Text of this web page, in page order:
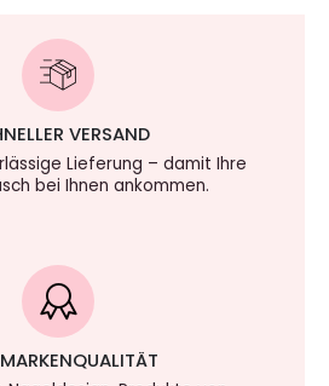
VERSAND
Lieferung – damit Ihre
bei Ihnen ankommen.